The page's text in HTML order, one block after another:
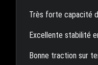
Très forte capacité
Excellente stabilité
Bonne traction sur